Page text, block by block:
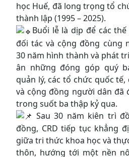
học Huế, đã long trọng tổ
thành lập (1995 – 2025).
Buổi lễ là dịp để các
đối tác và cộng đồng cùng
30 năm hình thành và phát
ân những đóng góp quý
quản lý, các tổ chức quốc
và cộng đồng người dân đã
trong suốt ba thập kỷ qua.
Sau 30 năm kiên trì
đồng, CRD tiếp tục khẳng
giữa tri thức khoa học và
thôn, hướng tới một nền